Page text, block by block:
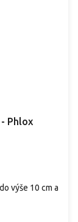
Phlox
výše 10 cm a